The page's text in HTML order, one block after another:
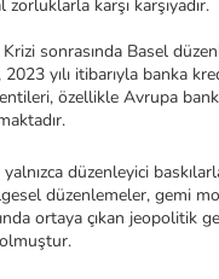
zorluklarla karşı karşıyadır.
sonrasında Basel
2023 yılı itibarıyla banka
özellikle Avrupa
düzenleyici
düzenlemeler, gemi
ortaya çıkan